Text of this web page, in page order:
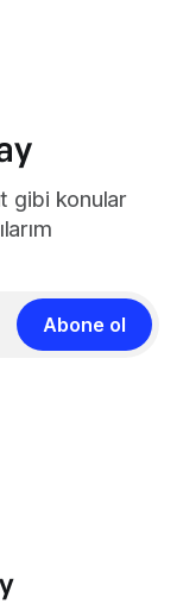
gibi konular
Abone ol